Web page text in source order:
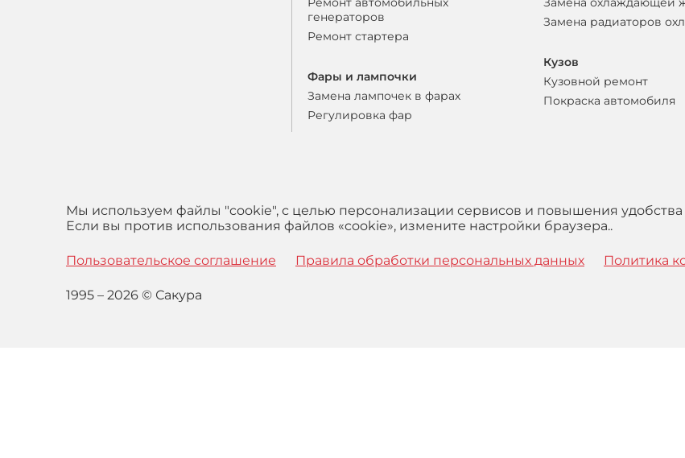
генераторов
Ремонт стартера
Фары и лампочки
Замена лампочек в фарах
Регулировка фар
Замена радиаторов
Кузов
Кузовной ремонт
Покраска автомобиля
Мы используем файлы "cookie", с целью персонализации сервисов и повышения удобства
Если вы против использования файлов «cookie», измените настройки браузера..
Пользовательское соглашение Правила обработки персональных данных Политика
1995 – 2026 © Сакура